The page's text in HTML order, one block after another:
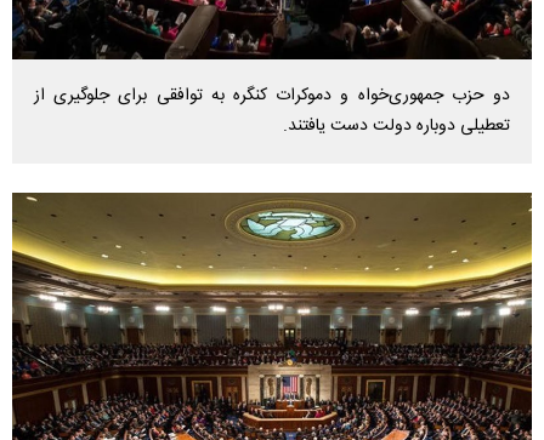
دو حزب جمهوری‌خواه و دموکرات کنگره به توافقی برای جلوگیری از
تعطیلی دوباره دولت دست یافتند.